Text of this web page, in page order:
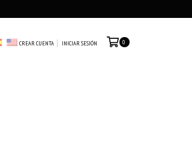
CREAR CUENTA INICIAR SESIÓN 0